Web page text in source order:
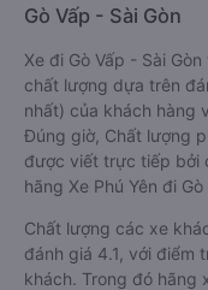
Gò Vấp - Sài Gòn
Xe đi Gò Vấp - Sài
chất lượng dựa trên
nhất) của khách hàng
Đúng giờ, Chất lượng
được viết trực tiếp bởi
hãng Xe Phú Yên đi
Chất lượng các xe
đánh giá 4.1, với điểm
khách. Trong đó hãng